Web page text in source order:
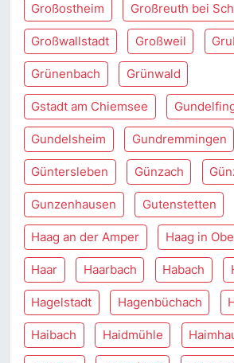
Großostheim Großreuth bei
Großwallstadt Großweil
Grünenbach Grünwald
Gstadt am Chiemsee
Gundelsheim Gundremmingen
Güntersleben Günzach
Gunzenhausen Gutenstetten
Haag an der Amper Haag in
Haar Haarbach Habach
Hagelstadt Hagenbüchach
Haibach Haidmühle